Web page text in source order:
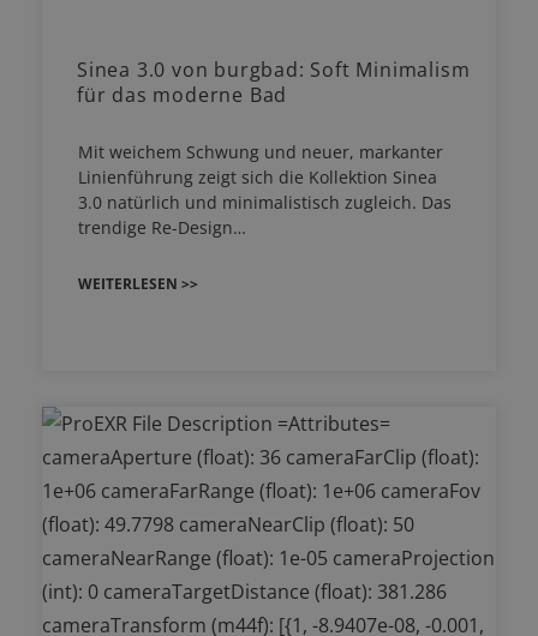
Sinea 3.0 von burgbad: Soft Minimalism
für das moderne Bad
Mit weichem Schwung und neuer, markanter
Linienführung zeigt sich die Kollektion Sinea
3.0 natürlich und minimalistisch zugleich. Das
trendige Re-Design…
WEITERLESEN >>